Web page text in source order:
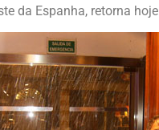
da Espanha, retorna